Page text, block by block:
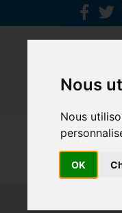
Nous
Nous
OK